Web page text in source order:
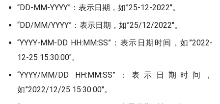
“DD-MM-YYYY”：表示日期，如”25-12-2022″。
“DD/MM/YYYY”：表示日期，如”25/12/2022″。
“YYYY-MM-DD HH:MM:SS”：表示日期时间，如”2022-
12-25 15:30:00″。
“YYYY/MM/DD HH:MM:SS”：表示日期时间，
如”2022/12/25 15:30:00″。